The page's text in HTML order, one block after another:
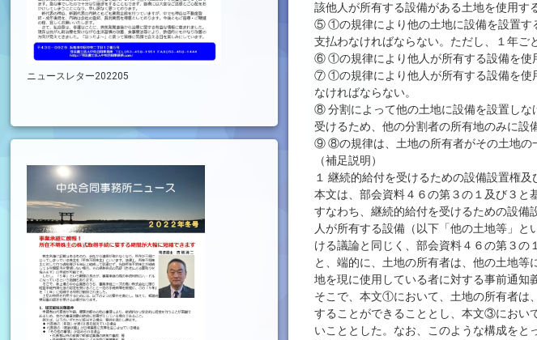
該他人が所有する設備がある土地を使用
⑤ ①の規律により他の土地に設備を設置す
支払わなければならない。ただし、１年ご
⑥ ①の規律により他人が所有する設備を使
⑦ ①の規律により他人が所有する設備を使
なければならない。
⑧ 分割によって他の土地に設備を設置しな
受けるため、他の分割者の所有地のみに設
⑨ ⑧の規律は、土地の所有者がその土地の
（補足説明）
１ 継続的給付を受けるための設備設置権
本文は、部会資料４６の第３の１及び３と
すなわち、継続的給付を受けるための設備
人が所有する設備（以下「他の土地等」
ける議論と同じく、部会資料４６の第３の
と、端的に、土地の所有者は、他の土地
地を現に使用している者に対する事前通知
そこで、本文①において、土地の所有者は
することができることとし、本文③におい
いこととした。なお、このような構成を
ニュースレター202205